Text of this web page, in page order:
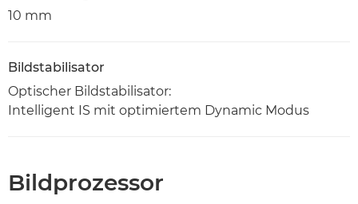
10 mm
Bildstabilisator
Optischer Bildstabilisator:
Intelligent IS mit optimiertem Dynamic Modus
Bildprozessor